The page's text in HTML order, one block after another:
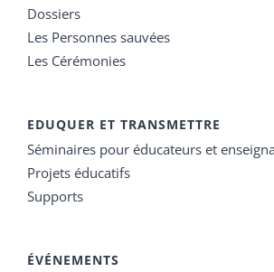
Dossiers
Les Personnes sauvées
Les Cérémonies
EDUQUER ET TRANSMETTRE
Séminaires pour éducateurs et
Projets éducatifs
Supports
ÉVÉNEMENTS